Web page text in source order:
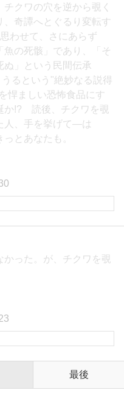
クワの穴を逆から覗く
奇譚へとぐるり変転す
わせて、さにあらず
の死骸」であり、「そ
ぬ」という民間伝承
るという"絶妙なる説得
悍ましい恐怖食品にす
か!? 読後、チクワを覗
人、手を挙げて―は
とあなたも。
かった。が、チクワを覗
最後